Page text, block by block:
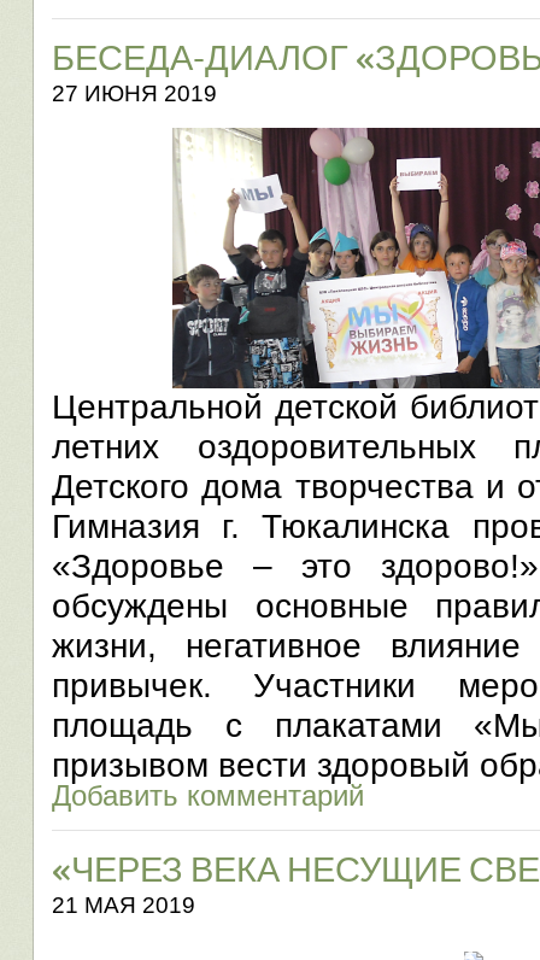
БЕСЕДА-ДИАЛОГ
27 ИЮНЯ 2019
Центральной детской
летних оздоровительных
Детского дома творчества и
Гимназия г. Тюкалинска
«Здоровье – это
обсуждены основные
жизни, негативное
привычек. Участники
площадь с плакатами
призывом вести здоровый
Добавить комментарий
«ЧЕРЕЗ ВЕКА НЕСУЩИЕ
21 МАЯ 2019